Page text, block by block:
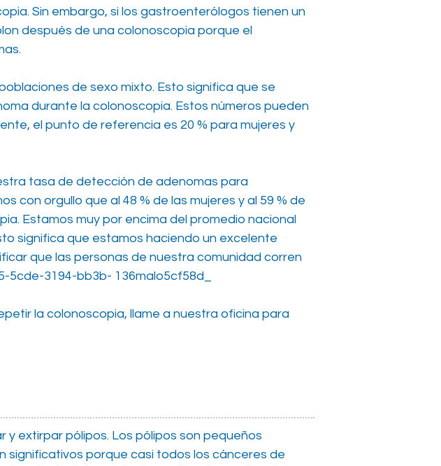
Sin embargo, si los gastroenterólogos tienen un
después de una colonoscopia porque el
de sexo mixto. Esto significa que se
durante la colonoscopia. Estos números pueden
el punto de referencia es 20 % para mujeres y
tasa de detección de adenomas para
con orgullo que al 48 % de las mujeres y al 59 % de
Estamos muy por encima del promedio nacional
significa que estamos haciendo un excelente
que las personas de nuestra comunidad corren
5cde-3194-bb3b- 136malo5cf58d_
la colonoscopia, llame a nuestra oficina para
extirpar pólipos. Los pólipos son pequeños
significativos porque casi todos los cánceres de